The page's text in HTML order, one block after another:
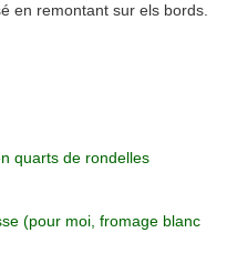
en remontant sur els bords.
quarts de rondelles
(pour moi, fromage blanc